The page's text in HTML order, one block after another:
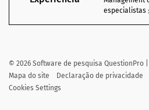
especialistas
© 2026 Software de pesquisa QuestionPro |
Mapa do site
Declaração de privacidade
Cookies Settings